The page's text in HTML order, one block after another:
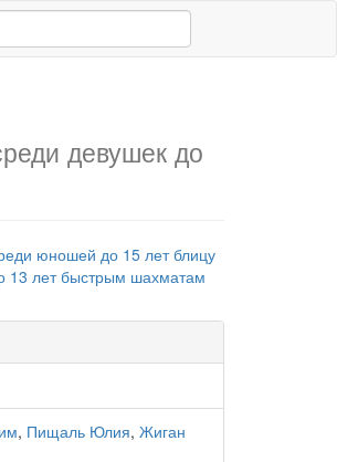
девушек до
юношей до 15 летблицу
13 лет быстрым шахматам
, Пищаль Юлия, Жиган